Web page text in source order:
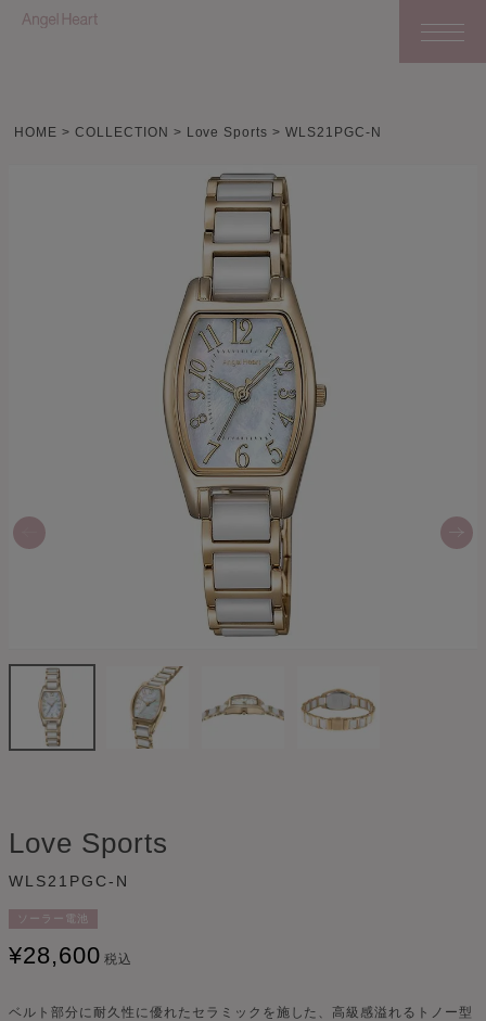
HOME COLLECTION Love Sports WLS21PGC-N
Love Sports
WLS21PGC-N
ソーラー電池
¥28,600 税込
ベルト部分に耐久性に優れたセラミックを施した、高級感溢れるトノー型